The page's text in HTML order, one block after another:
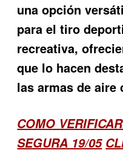
una opción
para el tiro
recreativa,
que lo hacen
las armas de aire
COMO
SEGURA 19/05